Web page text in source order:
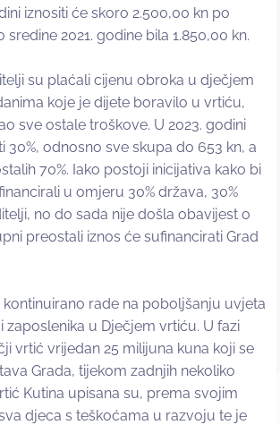
iznositi će skoro 2.500,00 kn po
2021. godine bila 1.850,00 kn.
su plaćali cijenu obroka u dječjem
koje je dijete boravilo u vrtiću,
sve ostale troškove. U 2023. godini
30%, odnosno sve skupa do 653 kn, a
70%. Iako postoji inicijativa kako bi
u omjeru 30% država, 30%
no do sada nije došla obavijest o
preostali iznos će sufinancirati Grad
kontinuirano rade na poboljšanju uvjeta
zaposlenika u Dječjem vrtiću. U fazi
vrtić vrijedan 25 milijuna kuna koji se
Grada, tijekom zadnjih nekoliko
Kutina upisana su, prema svojim
djeca s teškoćama u razvoju te je